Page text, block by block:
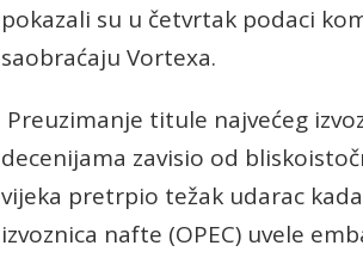
pokazali su u četvrtak podaci
saobraćaju Vortexa.
Preuzimanje titule najvećeg
decenijama zavisio od
vijeka pretrpio težak udarac
izvoznica nafte (OPEC) uvele